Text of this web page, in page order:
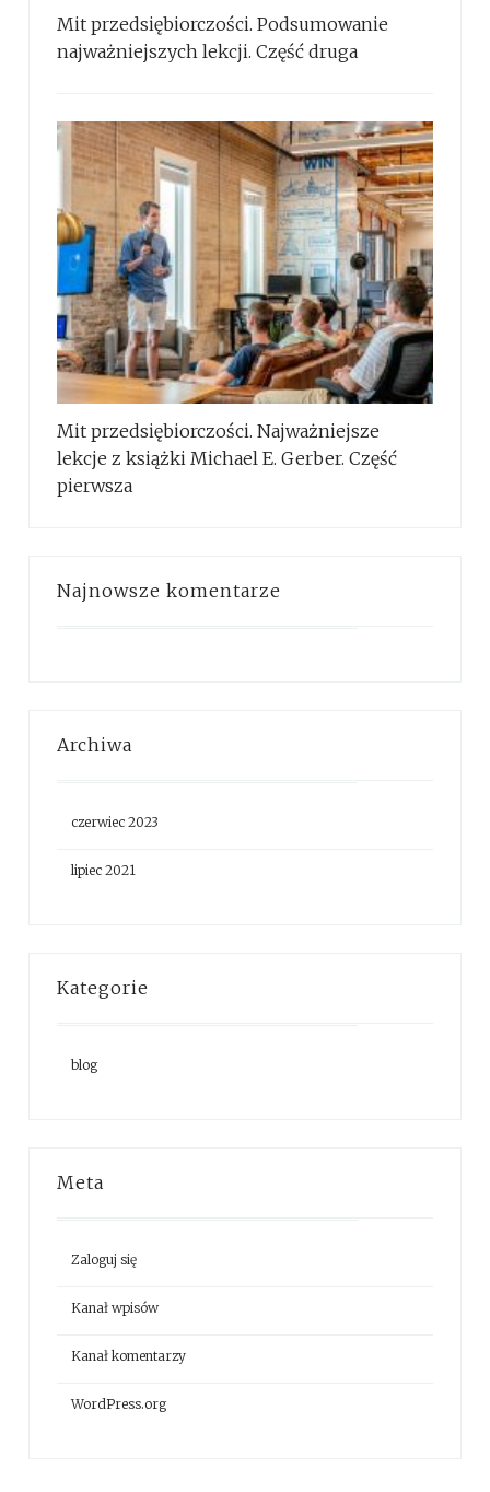
Mit przedsiębiorczości. Podsumowanie
najważniejszych lekcji. Część druga
Mit przedsiębiorczości. Najważniejsze
lekcje z książki Michael E. Gerber. Część
pierwsza
Najnowsze komentarze
Archiwa
czerwiec 2023
lipiec 2021
Kategorie
blog
Meta
Zaloguj się
Kanał wpisów
Kanał komentarzy
WordPress.org